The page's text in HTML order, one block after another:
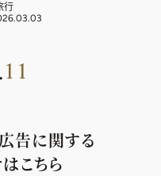
行
11
告に関する
こちら